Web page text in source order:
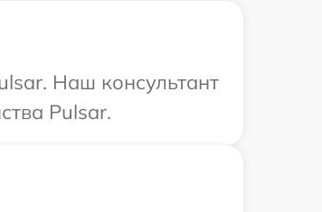
Наш консультант
Pulsar.